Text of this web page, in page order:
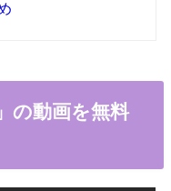
の動画を無料